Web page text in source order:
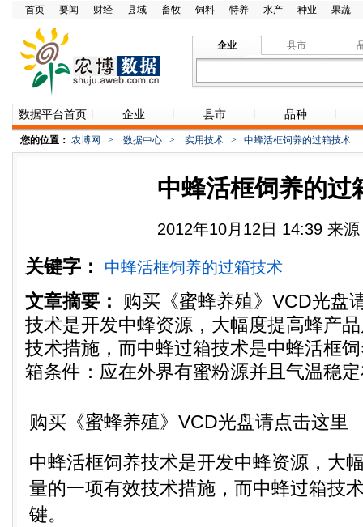
首页 要闻 财经 县域 畜牧 饲料 特养 水产 种业 果蔬
企业 县市
数据平台首页 企业 县市 品种
您的位置： 农博网 > 数据中心 > 实用技术 > 中蜂活框饲养的过箱技术
中蜂活框饲养的过
2012年10月12日 14:39 来
关键字： 中蜂活框饲养的过箱技术
文章摘要：
购买《蜜蜂养殖》VCD光盘
技术是开发中蜂资源，大幅度提高蜂产
技术措施，而中蜂过箱技术是中蜂活
箱条件：应在外界有蜜粉源并且气温稳
购买《蜜蜂养殖》VCD光盘请点击这里
中蜂活框饲养技术是开发中蜂资源，大
量的一项有效技术措施，而中蜂过箱技
键。